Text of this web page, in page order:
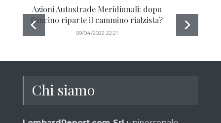
Azioni Autostrade Meridionali: dopo
l'uncino riparte il cammino rialzista?
09/04/2022 22:21
Chi siamo